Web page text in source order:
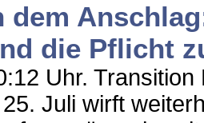
dem
die Pflicht
Uhr.
Juli wirft